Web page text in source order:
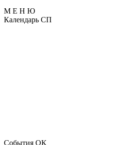
М Е Н Ю
Календарь СП
События ОК